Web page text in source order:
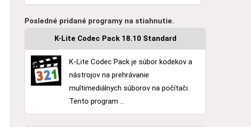
Posledné pridané programy na stiahnutie.
K-Lite Codec Pack 18.10 Standard
K-Lite Codec Pack je súbor kodekov a
nástrojov na prehrávanie
multimediálnych súborov na počítači.
Tento program ...